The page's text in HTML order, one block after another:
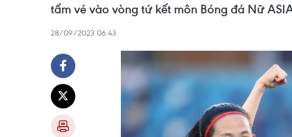
tấm vé vào vòng tứ kết môn Bóng đá Nữ
28/09/2023 06:43